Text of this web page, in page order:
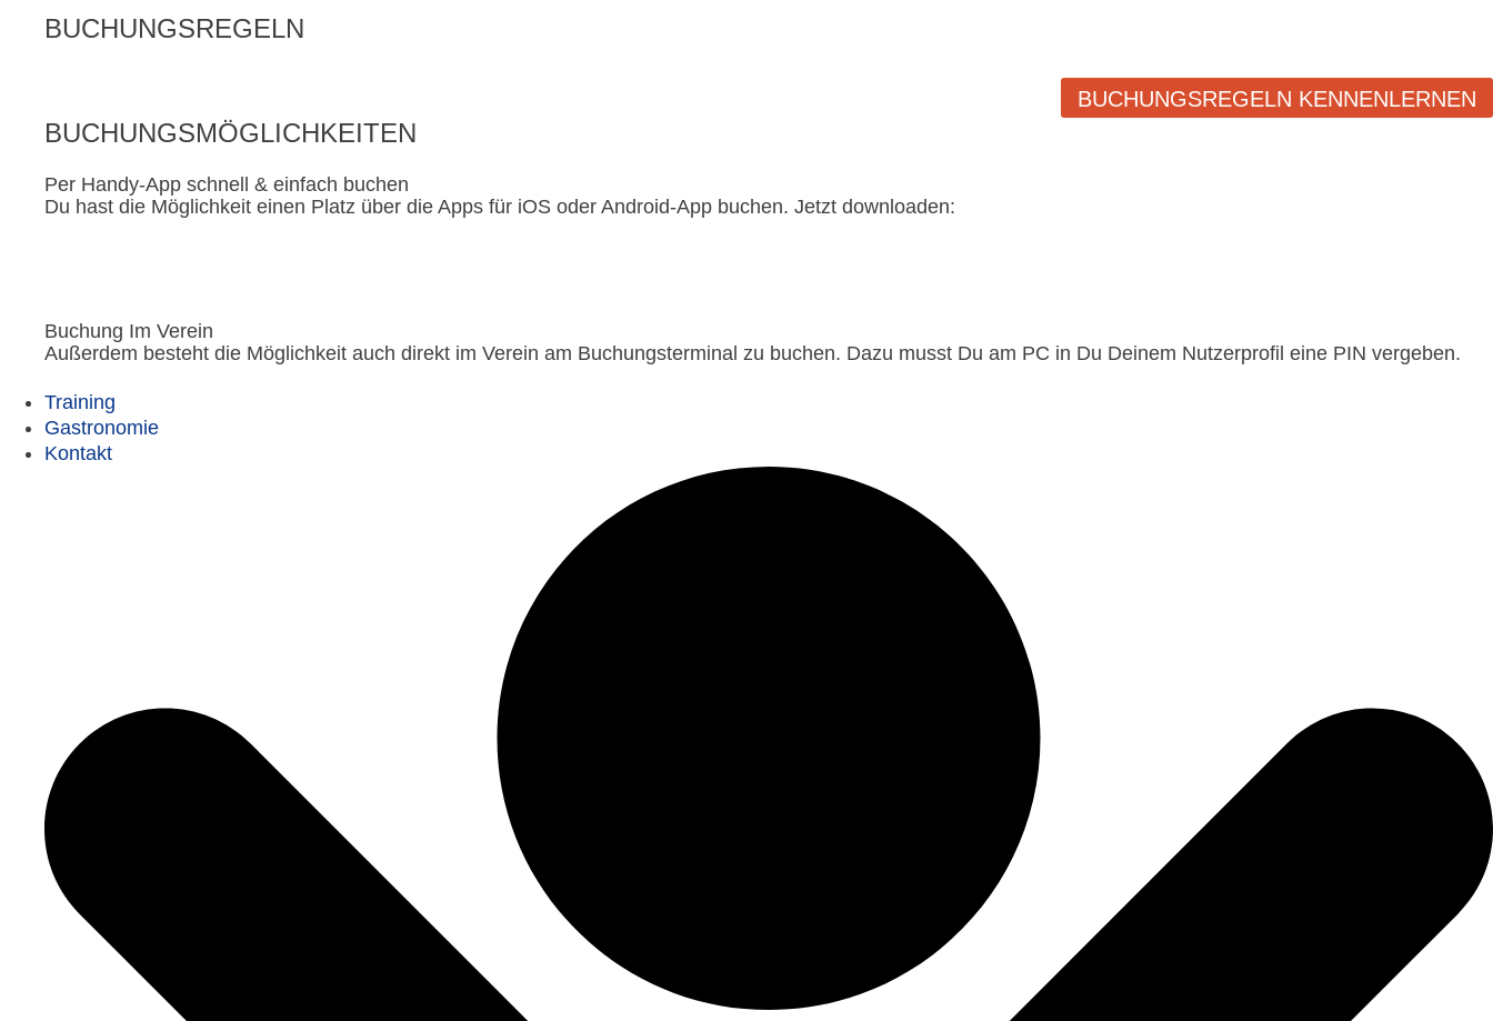
BUCHUNGSREGELN
HIER KLICKEN
BUCHUNGSREGELN KENNENLERNEN
BUCHUNGSMÖGLICHKEITEN
Per Handy-App schnell & einfach buchen
Du hast die Möglichkeit einen Platz über die Apps für iOS oder Android-App buchen. Jetzt downloaden:
Buchung Im Verein​
Außerdem besteht die Möglichkeit auch direkt im Verein am Buchungsterminal zu buchen. Dazu musst Du am PC in Du Deinem Nutzerprofil eine PIN vergeben.
Training
Gastronomie
Kontakt